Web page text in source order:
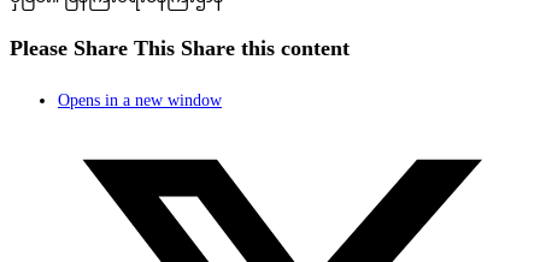
Please Share This Share this content
Opens in a new window